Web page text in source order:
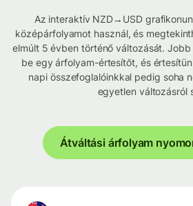
Az interaktív NZD→USD
középárfolyamot használ, és
elmúlt 5 évben történő változását.
be egy árfolyam-értesítőt, és
napi összefoglalóinkkal pedig soha
egyetlen változásról
Átváltási árfolyam